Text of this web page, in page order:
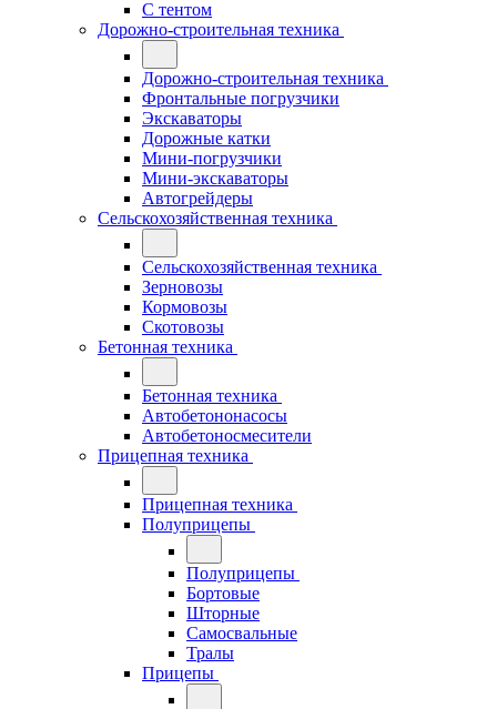
С тентом
Дорожно-строительная техника
Дорожно-строительная техника
Фронтальные погрузчики
Экскаваторы
Дорожные катки
Мини-погрузчики
Мини-экскаваторы
Автогрейдеры
Сельскохозяйственная техника
Сельскохозяйственная техника
Зерновозы
Кормовозы
Скотовозы
Бетонная техника
Бетонная техника
Автобетононасосы
Автобетоносмесители
Прицепная техника
Прицепная техника
Полуприцепы
Полуприцепы
Бортовые
Шторные
Самосвальные
Тралы
Прицепы